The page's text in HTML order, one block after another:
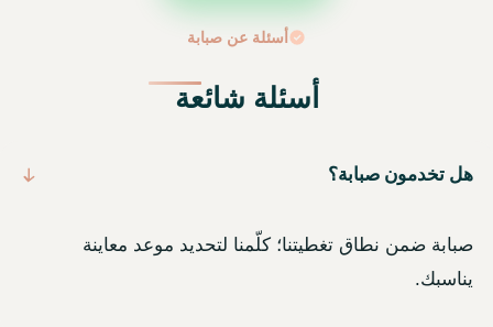
أسئلة عن صبابة
أسئلة شائعة
هل تخدمون صبابة؟
صبابة ضمن نطاق تغطيتنا؛ كلّمنا لتحديد موعد معاينة
يناسبك.